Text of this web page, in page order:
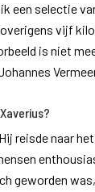
een selectie
vijf
is niet
reisde naar het
geworden